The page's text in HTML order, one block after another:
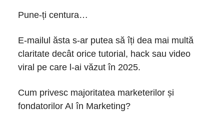
Pune-ți centura…
E-mailul ăsta s-ar putea să îți dea mai multă
claritate decât orice tutorial, hack sau video
viral pe care l-ai văzut în 2025.
Cum privesc majoritatea marketerilor și
fondatorilor AI în Marketing?